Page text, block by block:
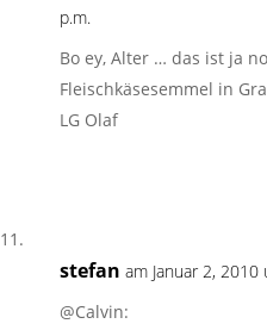
p.m.
Bo ey, Alter … das ist ja
Fleischkäsesemmel in
LG Olaf
stefan am Januar 2, 2010
@Calvin: